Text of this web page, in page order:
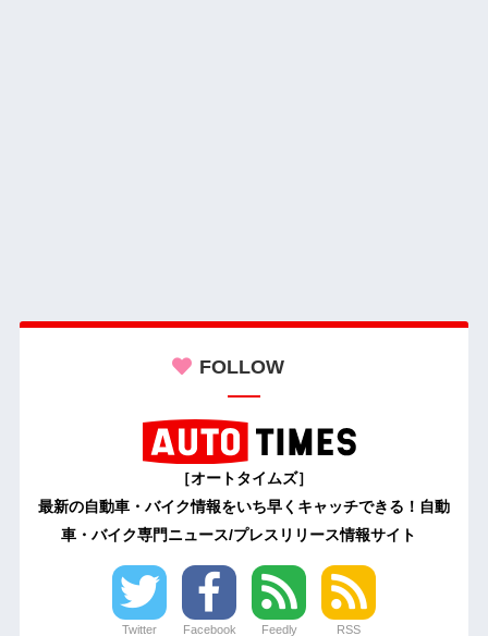
FOLLOW
［オートタイムズ］
最新の自動車・バイク情報をいち早くキャッチできる！自動
車・バイク専門ニュース/プレスリリース情報サイト
Twitter Facebook Feedly RSS